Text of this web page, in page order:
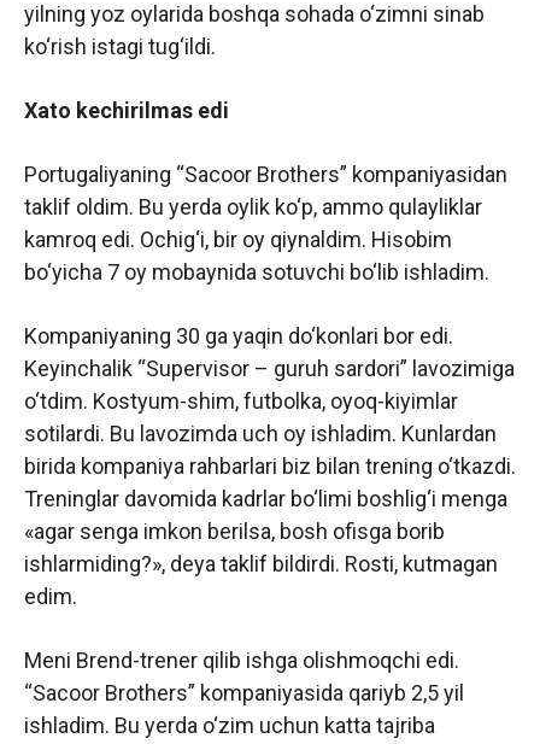
yilning yoz oylarida boshqa sohada o‘zimni sinab
ko‘rish istagi tug‘ildi.
Xato kechirilmas edi
Portugaliyaning “Sacoor Brothers” kompaniyasidan
taklif oldim. Bu yerda oylik ko‘p, ammo qulayliklar
kamroq edi. Ochig‘i, bir oy qiynaldim. Hisobim
bo‘yicha 7 oy mobaynida sotuvchi bo‘lib ishladim.
Kompaniyaning 30 ga yaqin do‘konlari bor edi.
Keyinchalik “Supervisor – guruh sardori” lavozimiga
o‘tdim. Kostyum-shim, futbolka, oyoq-kiyimlar
sotilardi. Bu lavozimda uch oy ishladim. Kunlardan
birida kompaniya rahbarlari biz bilan trening o‘tkazdi.
Treninglar davomida kadrlar bo‘limi boshlig‘i menga
«agar senga imkon berilsa, bosh ofisga borib
ishlarmiding?», deya taklif bildirdi. Rosti, kutmagan
edim.
Meni Brend-trener qilib ishga olishmoqchi edi.
“Sacoor Brothers” kompaniyasida qariyb 2,5 yil
ishladim. Bu yerda o‘zim uchun katta tajriba